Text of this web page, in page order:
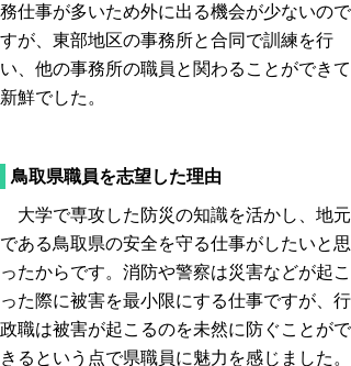
務仕事が多いため外に出る機会が少ないので
すが、東部地区の事務所と合同で訓練を行
い、他の事務所の職員と関わることができて
新鮮でした。
鳥取県職員を志望した理由
大学で専攻した防災の知識を活かし、地元
である鳥取県の安全を守る仕事がしたいと思
ったからです。消防や警察は災害などが起こ
った際に被害を最小限にする仕事ですが、行
政職は被害が起こるのを未然に防ぐことがで
きるという点で県職員に魅力を感じました。